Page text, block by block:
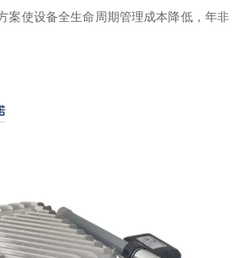
案使设备全生命周期管理成本降低，年非